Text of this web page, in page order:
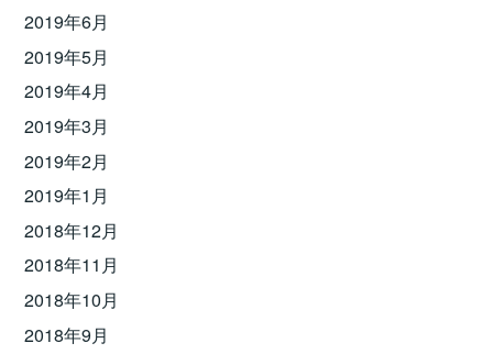
2019年6月
2019年5月
2019年4月
2019年3月
2019年2月
2019年1月
2018年12月
2018年11月
2018年10月
2018年9月